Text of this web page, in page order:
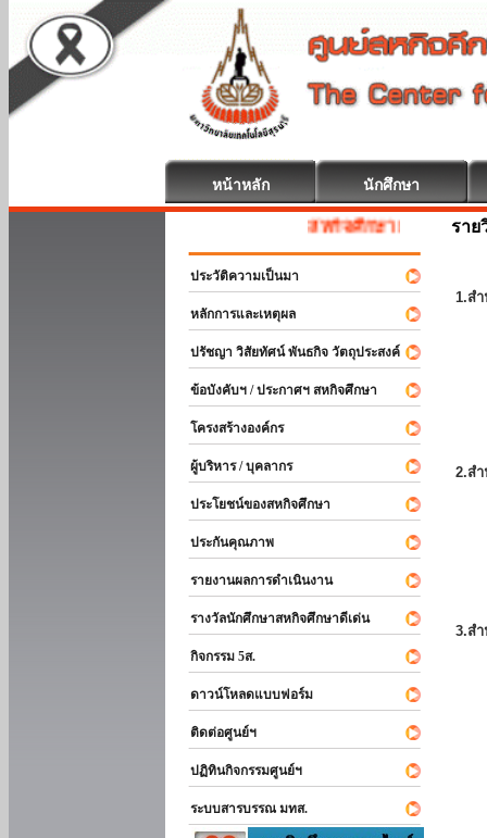
หน้าหลัก นักศึกษา
สหกิจศึกษา ยินดีต้อนรับ
ประวัติความเป็นมา
หลักการและเหตุผล
ปรัชญา วิสัยทัศน์ พันธกิจ วัตถุประสงค์
ข้อบังคับฯ / ประกาศฯ สหกิจศึกษา
โครงสร้างองค์กร
ผู้บริหาร / บุคลากร
ประโยชน์ของสหกิจศึกษา
ประกันคุณภาพ
รายงานผลการดำเนินงาน
รางวัลนักศึกษาสหกิจศึกษาดีเด่น
กิจกรรม 5ส.
ดาวน์โหลดแบบฟอร์ม
ติดต่อศูนย์ฯ
ปฏิทินกิจกรรมศูนย์ฯ
ระบบสารบรรณ มทส.
ราย
1.ส
2.ส
3.ส